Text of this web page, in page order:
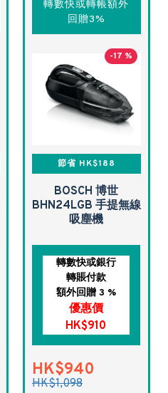
轉數快或轉帳額外
回贈3%
-17 %
節省 HK$188
BOSCH 博世
BHN24LGB 手提無線
吸塵機
轉數快或銀行
轉賬付款
額外回贈 3 %
優惠價
HK$910
HK$940
HK$1,098